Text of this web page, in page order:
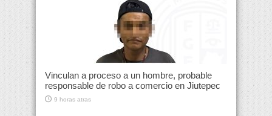
Vinculan a proceso a un hombre, probable
responsable de robo a comercio en Jiutepec
9 horas atras